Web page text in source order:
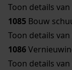
Toon details
1085 Bouw
Toon details
1086
Toon details